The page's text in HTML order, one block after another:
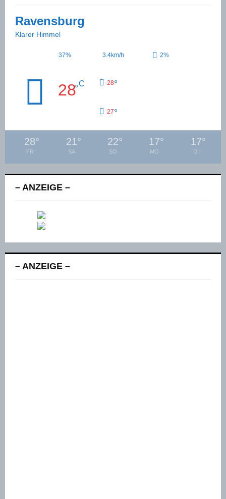
Ravensburg
Klarer Himmel
37% 3.4km/h 2%
28°C 28°
27°
28°
FR
21°
SA
22°
SO
17°
MO
17°
DI
– ANZEIGE –
– ANZEIGE –